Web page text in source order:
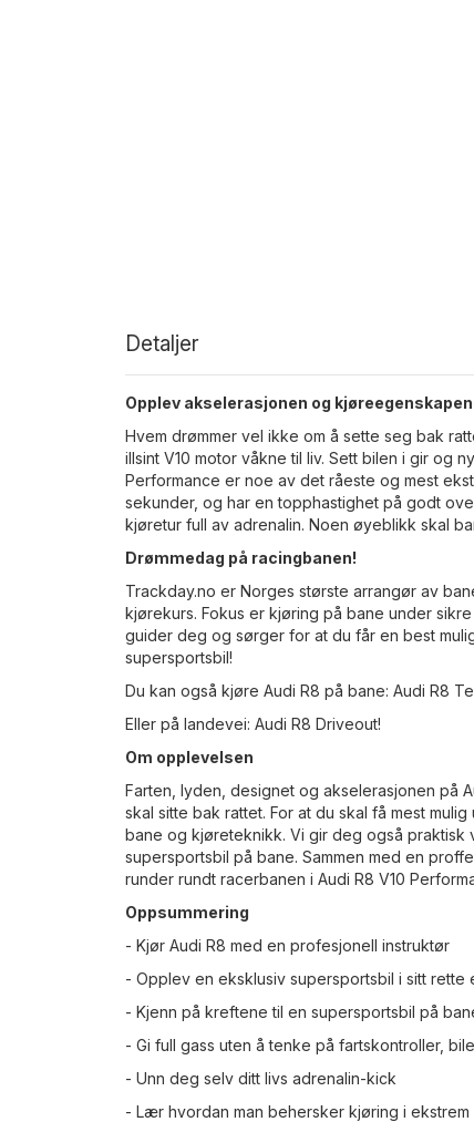
Detaljer
Opplev akselerasjonen og
Hvem drømmer vel ikke om å sette seg bak
illsint V10 motor våkne til liv. Sett bilen i gir og
Performance er noe av det råeste og mest
sekunder, og har en topphastighet på godt
kjøretur full av adrenalin. Noen øyeblikk skal
Drømmedag på racingbanen!
Trackday.no er Norges største arrangør av
kjørekurs. Fokus er kjøring på bane under
guider deg og sørger for at du får en best
supersportsbil!
Du kan også kjøre Audi R8 på bane:Audi R8
Eller på landevei:Audi R8 Driveout!
Om opplevelsen
Farten, lyden, designet og akselerasjonen på
skal sitte bak rattet. For at du skal få mest
bane og kjøreteknikk. Vi gir deg også
supersportsbil på bane. Sammen med en
runder rundt racerbanen i Audi R8 V10
Oppsummering
- Kjør Audi R8 med en profesjonell instruktør
- Opplev en eksklusiv supersportsbil i sitt rette
- Kjenn på kreftene til en supersportsbil på
- Gi full gass uten å tenke på fartskontroller,
- Unn deg selv ditt livs adrenalin-kick
- Lær hvordan man behersker kjøring i ekstrem